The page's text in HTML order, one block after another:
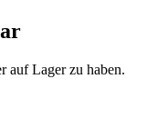
auf Lager zu haben.